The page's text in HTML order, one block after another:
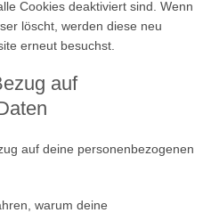
Cookies deaktiviert sind. Wenn
löscht, werden diese neu
erneut besuchst.
auf
auf deine personenbezogenen
warum deine